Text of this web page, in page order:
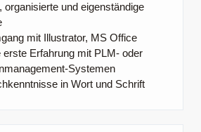
organisierte und eigenständige
mit Illustrator, MS Office
erste Erfahrung mit PLM- oder
Systemen
in Wort und Schrift